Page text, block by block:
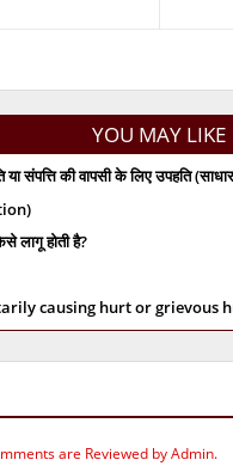
YOU MAY LIKE
की वापसी के लिए उपहति
लागू होती है?
causing hurt or grievous
are Reviewed by Admin.